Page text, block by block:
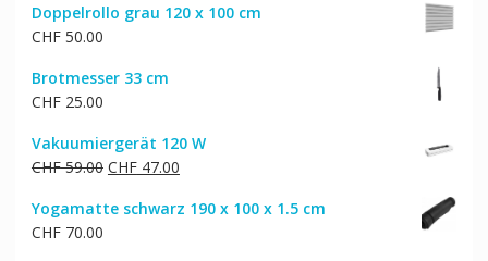
war:
ist:
Doppelrollo grau 120 x 100 cm
CHF50.00
Brotmesser 33 cm
CHF25.00
Vakuumiergerät 120 W
CHF59.00 Ursprünglicher
war:
CHF47.00Aktueller
ist:
Yogamatte schwarz 190 x 100 x 1.5 cm
CHF70.00